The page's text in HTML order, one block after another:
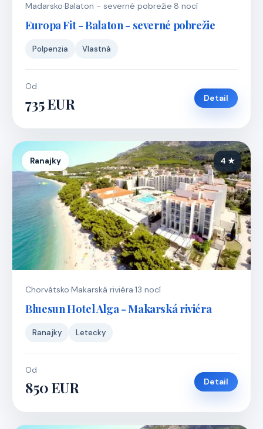
Madarsko·Balaton - severné pobrežie·8 nocí
Europa Fit - Balaton - severné pobrežie
Polpenzia Vlastná
Od
735 EUR Detail
Ranajky 4 ★
Chorvátsko·Makarská riviéra·13 nocí
Bluesun Hotel Alga - Makarská riviéra
Ranajky Letecky
Od
850 EUR Detail